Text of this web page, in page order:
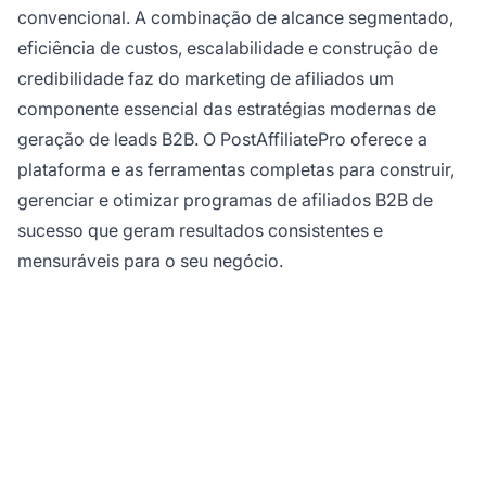
convencional. A combinação de alcance segmentado,
eficiência de custos, escalabilidade e construção de
credibilidade faz do marketing de afiliados um
componente essencial das estratégias modernas de
geração de leads B2B. O PostAffiliatePro oferece a
plataforma e as ferramentas completas para construir,
gerenciar e otimizar programas de afiliados B2B de
sucesso que geram resultados consistentes e
mensuráveis para o seu negócio.